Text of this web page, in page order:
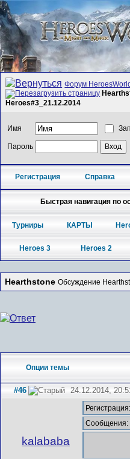
Форум
Heroes#3_21.12.2014
Имя
Пароль
Регистрация Справка
Быстрая навигация по
Турниры КАРТЫ
Heroes 3 Heroes 2
Hearthstone Обсуждение
Опции темы
#46 24.12.2014,
kalababa
Сообщения: